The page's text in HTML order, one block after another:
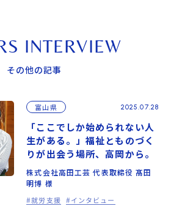
INTERVIEW
その他の記事
富山県 2025.07.28
「ここでしか始められない人
生がある。」福祉とものづく
りが出会う場所、高岡から。
株式会社高田工芸 代表取締役 髙田
明博 様
就労支援
インタビュー